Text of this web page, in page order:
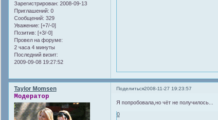
Зарегистрирован: 2008-09-13
Приглашений: 0
Сообщений: 329
Уважение: [+7/-0]
Позитив: [+3/-0]
Провел на форуме:
2 часа 4 минуты
Последний визит:
2009-09-08 19:27:52
Поделиться2008-11-27 19:23:57
Taylor Momsen
Модератор
Я попробовала,но чёт не получилось...
0